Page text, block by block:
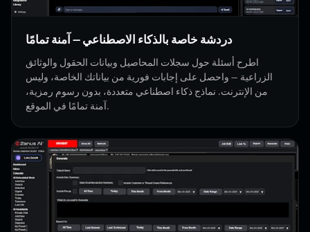
دردشة خاصة بالذكاء الاصطناعي — آمنة تمامًا
اطرح أسئلة حول سجلات المحاصيل وبيانات الحقول والوثائق
الزراعية — واحصل على إجابات فورية من بياناتك الخاصة، وليس
من الإنترنت. نماذج ذكاء اصطناعي متعددة، بدون رسوم رمزية،
آمنة تمامًا في الموقع.